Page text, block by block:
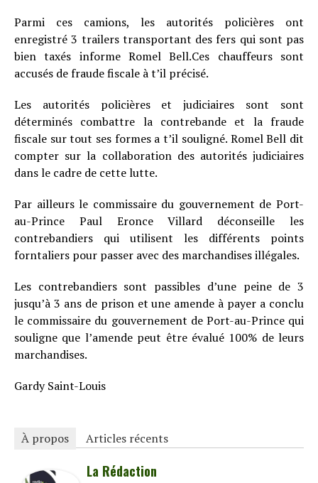
Parmi ces camions, les autorités policières ont
enregistré 3 trailers transportant des fers qui sont pas
bien taxés informe Romel Bell.Ces chauffeurs sont
accusés de fraude fiscale à t’il précisé.
Les autorités policières et judiciaires sont sont
déterminés combattre la contrebande et la fraude
fiscale sur tout ses formes a t’il souligné. Romel Bell dit
compter sur la collaboration des autorités judiciaires
dans le cadre de cette lutte.
Par ailleurs le commissaire du gouvernement de Port-
au-Prince Paul Eronce Villard déconseille les
contrebandiers qui utilisent les différents points
forntaliers pour passer avec des marchandises illégales.
Les contrebandiers sont passibles d’une peine de 3
jusqu’à 3 ans de prison et une amende à payer a conclu
le commissaire du gouvernement de Port-au-Prince qui
souligne que l’amende peut être évalué 100% de leurs
marchandises.
Gardy Saint-Louis
À propos Articles récents
La Rédaction